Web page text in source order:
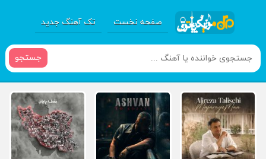
صفحه نخست تک آهنگ جدید
جستجو